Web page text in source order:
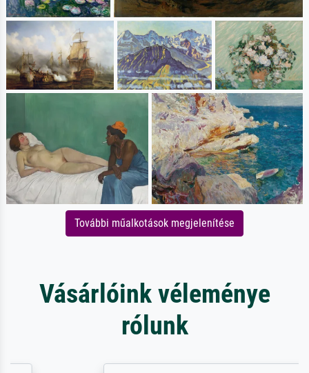
További műalkotások megjelenítése
Vásárlóink véleménye
rólunk